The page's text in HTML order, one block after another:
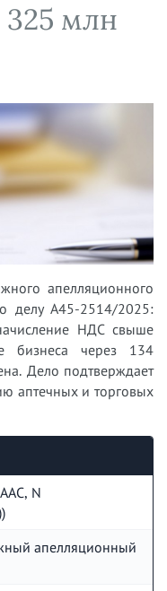
млн
апелляционного
делу А45-2514/2025:
НДС свыше
бизнеса через 134
Дело подтверждает
аптечных и торговых
N
апелляционный